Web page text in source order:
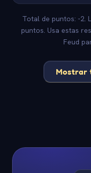
Total de puntos: -2.
puntos. Usa estas
Feud
Mostrar